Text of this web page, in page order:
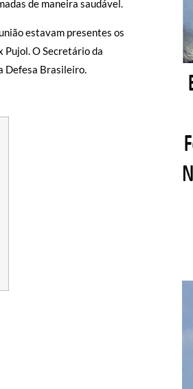
de maneira saudável.
estavam presentes os
Pujol. O Secretário da
Defesa Brasileiro.